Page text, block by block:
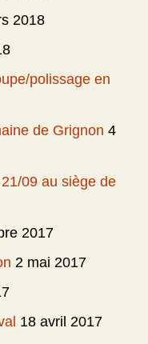
2018
polissage en
de Grignon 4
09 au siège de
2017
2 mai 2017
18 avril 2017